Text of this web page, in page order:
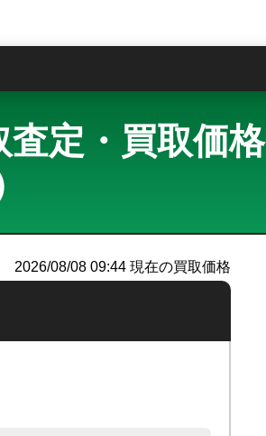
定・買取価格
2026/08/08 09:44 現在の買取価格